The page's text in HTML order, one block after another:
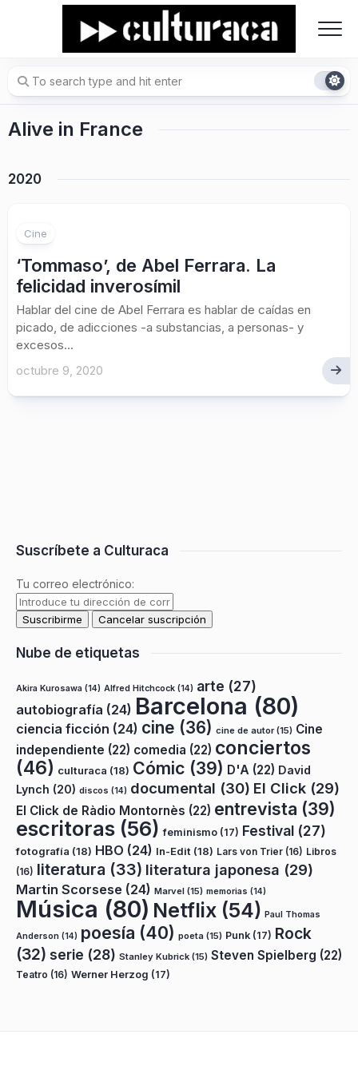
Alive in France
2020
Cine
‘Tommaso’, de Abel Ferrara. La
felicidad inverosímil
Hablar del cine de Abel Ferrara es hablar de caídas en
picado, de adicciones -a substancias, a personas- y
excesos...
octubre 9, 2020
Suscríbete a Culturaca
Tu correo electrónico:
Nube de etiquetas
Akira Kurosawa (14) Alfred Hitchcock (14) arte (27)
autobiografía (24) Barcelona (80)
ciencia ficción (24) cine (36) cine de autor(15) Cine
independiente (22) comedia (22) conciertos
(46) culturaca (18) Cómic (39) D'A (22) David
Lynch (20) discos (14) documental (30) El Click (29)
El Click de Ràdio Montornès (22) entrevista (39)
escritoras (56) feminismo (17) Festival (27)
fotografía (18) HBO (24) In-Edit (18) Lars von Trier (16) Libros
(16) literatura (33) literatura japonesa (29)
Martin Scorsese (24) Marvel (15) memorias (14)
Música (80) Netflix (54) Paul Thomas
Anderson (14) poesía (40) poeta (15) Punk (17) Rock
(32) serie (28) Stanley Kubrick (15) Steven Spielberg (22)
Teatro (16) Werner Herzog (17)